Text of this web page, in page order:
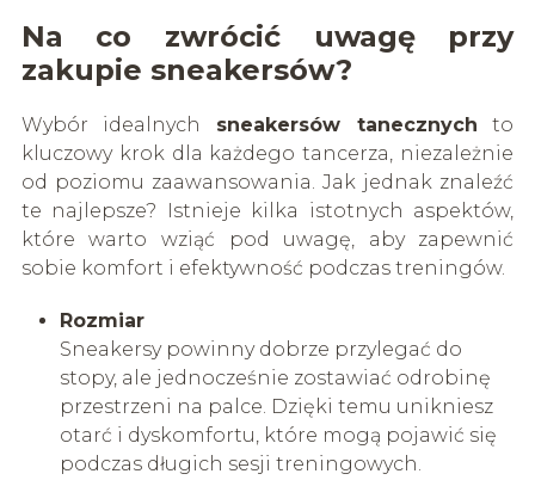
Na co zwrócić uwagę przy
zakupie sneakersów?
Wybór idealnych sneakersów tanecznych to
kluczowy krok dla każdego tancerza, niezależnie
od poziomu zaawansowania. Jak jednak znaleźć
te najlepsze? Istnieje kilka istotnych aspektów,
które warto wziąć pod uwagę, aby zapewnić
sobie komfort i efektywność podczas treningów.
Rozmiar
Sneakersy powinny dobrze przylegać do
stopy, ale jednocześnie zostawiać odrobinę
przestrzeni na palce. Dzięki temu unikniesz
otarć i dyskomfortu, które mogą pojawić się
podczas długich sesji treningowych.